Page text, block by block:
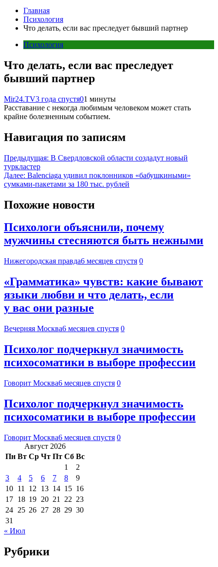
Главная
Психология
Что делать, если вас преследует бывший партнер
Психология
Что делать, если вас преследует
бывший партнер
Mir24.TV3 года спустя01 минуты
Расставание с некогда любимым человеком может стать
крайне болезненным событием.
Навигация по записям
Предыдущая: В Свердловской области создадут новый
туркластер
Далее: Balenciaga удивил поклонников «бабушкиными»
сумками-пакетами за 180 тыс. рублей
Похожие новости
Психологи объяснили, почему
мужчины стесняются быть нежными
Нижегородская правда6 месяцев спустя 0
«Грамматика» чувств: какие бывают
языки любви и что делать, если
у вас они разные
Вечерняя Москва6 месяцев спустя 0
Психолог подчеркнул значимость
психосоматики в выборе профессии
Говорит Москва6 месяцев спустя 0
Психолог подчеркнул значимость
психосоматики в выборе профессии
Говорит Москва6 месяцев спустя 0
Август 2026
Пн Вт Ср Чт Пт Сб Вс
1
2
3
4 5 6 7 8
9
10 11 12 13 14 15 16
17 18 19 20 21 22 23
24 25 26 27 28 29 30
31
« Июл
Рубрики